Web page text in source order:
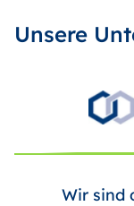
Unsere
Wir sind